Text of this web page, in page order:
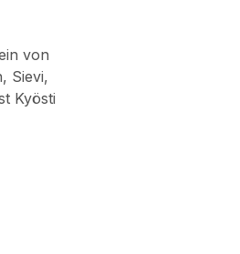
von
Sievi,
Kyösti